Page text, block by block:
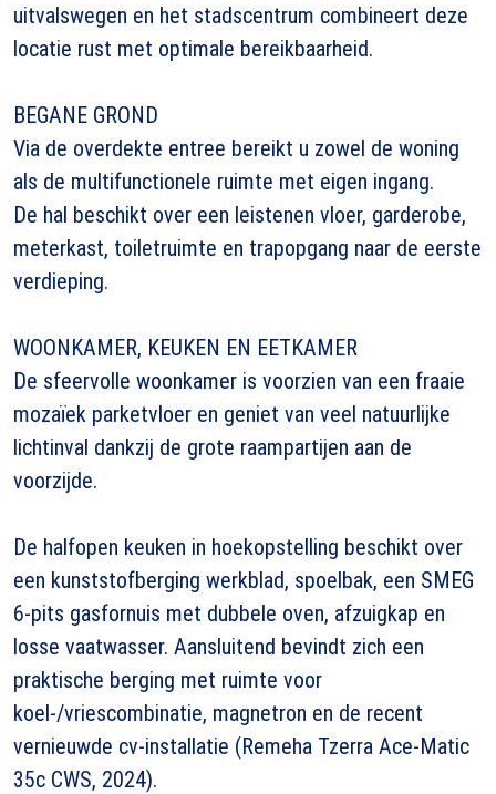
uitvalswegen en het stadscentrum combineert deze
locatie rust met optimale bereikbaarheid.
BEGANE GROND
Via de overdekte entree bereikt u zowel de woning
als de multifunctionele ruimte met eigen ingang.
De hal beschikt over een leistenen vloer, garderobe,
meterkast, toiletruimte en trapopgang naar de eerste
verdieping.
WOONKAMER, KEUKEN EN EETKAMER
De sfeervolle woonkamer is voorzien van een fraaie
mozaïek parketvloer en geniet van veel natuurlijke
lichtinval dankzij de grote raampartijen aan de
voorzijde.
De halfopen keuken in hoekopstelling beschikt over
een kunststofberging werkblad, spoelbak, een SMEG
6-pits gasfornuis met dubbele oven, afzuigkap en
losse vaatwasser. Aansluitend bevindt zich een
praktische berging met ruimte voor
koel-/vriescombinatie, magnetron en de recent
vernieuwde cv-installatie (Remeha Tzerra Ace-Matic
35c CWS, 2024).